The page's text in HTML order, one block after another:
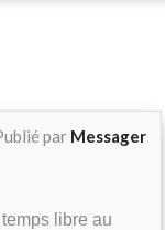
par Messager
libre au